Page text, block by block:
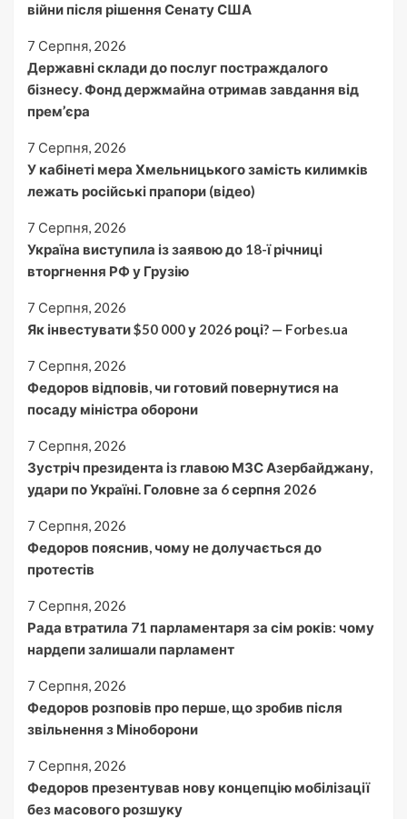
війни після рішення Сенату США
7 Серпня, 2026
Державні склади до послуг постраждалого
бізнесу. Фонд держмайна отримав завдання від
прем’єра
7 Серпня, 2026
У кабінеті мера Хмельницького замість килимків
лежать російські прапори (відео)
7 Серпня, 2026
Україна виступила із заявою до 18-ї річниці
вторгнення РФ у Грузію
7 Серпня, 2026
Як інвестувати $50 000 у 2026 році? — Forbes.ua
7 Серпня, 2026
Федоров відповів, чи готовий повернутися на
посаду міністра оборони
7 Серпня, 2026
Зустріч президента із главою МЗС Азербайджану,
удари по Україні. Головне за 6 серпня 2026
7 Серпня, 2026
Федоров пояснив, чому не долучається до
протестів
7 Серпня, 2026
Рада втратила 71 парламентаря за сім років: чому
нардепи залишали парламент
7 Серпня, 2026
Федоров розповів про перше, що зробив після
звільнення з Міноборони
7 Серпня, 2026
Федоров презентував нову концепцію мобілізації
без масового розшуку